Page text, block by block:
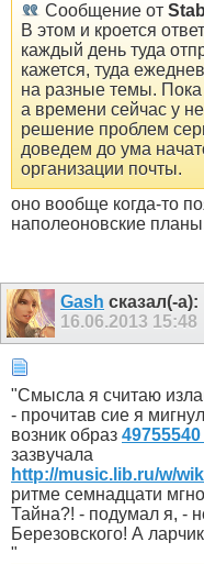
Сообщение от
В этом и кроется
каждый день туда
кажется, туда
на разные темы. Пока
а времени сейчас у
решение проблем
доведем до ума
организации почты.
оно вообще когда-то
наполеоновские
Gash сказал(-а):
16.06.2013 15:48
"Смысла я считаю
- прочитав сие я
возник образ
зазвучала
http://music.lib.ru/w/
ритме семнадцати
Тайна?! - подумал я, -
Березовского! А
"